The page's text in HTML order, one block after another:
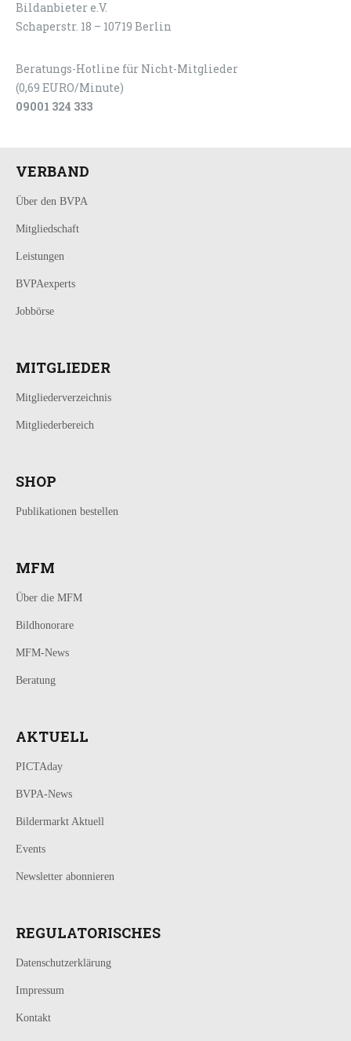
Bildanbieter e.V.
Schaperstr. 18 – 10719 Berlin
Beratungs-Hotline für Nicht-Mitglieder
(0,69 EURO/Minute)
09001 324 333
VERBAND
Über den BVPA
Mitgliedschaft
Leistungen
BVPAexperts
Jobbörse
MITGLIEDER
Mitgliederverzeichnis
Mitgliederbereich
SHOP
Publikationen bestellen
MFM
Über die MFM
Bildhonorare
MFM-News
Beratung
AKTUELL
PICTAday
BVPA-News
Bildermarkt Aktuell
Events
Newsletter abonnieren
REGULATORISCHES
Datenschutzerklärung
Impressum
Kontakt